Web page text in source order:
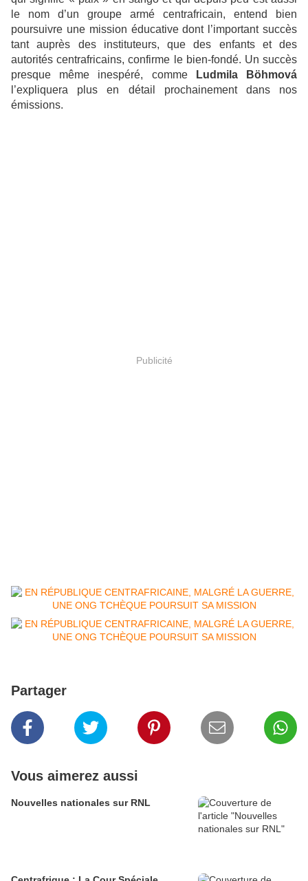
le nom d’un groupe armé centrafricain, entend bien
poursuivre une mission éducative dont l’important succès
tant auprès des instituteurs, que des enfants et des
autorités centrafricains, confirme le bien-fondé. Un succès
presque même inespéré, comme
Ludmila Böhmová
l’expliquera plus en détail prochainement dans nos
émissions.
Publicité
Partager
Vous aimerez aussi
Nouvelles nationales sur RNL